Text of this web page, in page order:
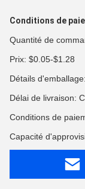
Conditions de
Quantité de
Prix: $0.05-$1.28
Détails
Délai de livraison:
Conditions de
Capacité